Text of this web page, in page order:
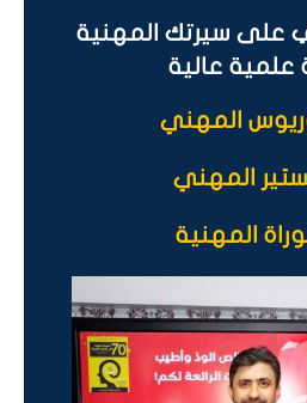
على سيرتك المهنية
علمية عالية
المهني
المهني
المهنية